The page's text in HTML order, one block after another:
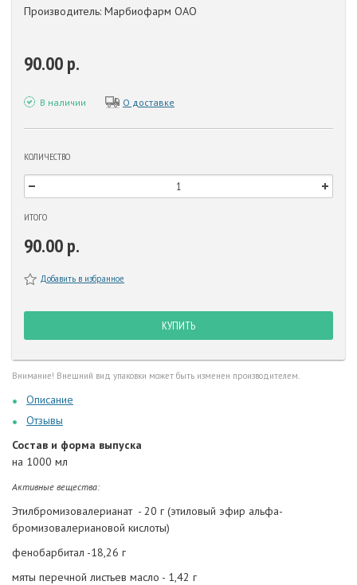
Производитель: Марбиофарм ОАО
90.00 р.
В наличии О доставке
КОЛИЧЕСТВО
ИТОГО
90.00 р.
Добавить в избранное
КУПИТЬ
Внимание! Внешний вид упаковки может быть изменен производителем.
Описание
Отзывы
Состав и форма выпуска
на 1000 мл
Активные вещества:
Этилбромизовалерианат - 20 г (этиловый эфир альфа-
бромизовалериановой кислоты)
фенобарбитал -18,26 г
мяты перечной листьев масло - 1,42 г